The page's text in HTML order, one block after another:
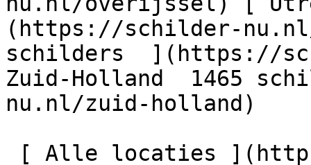
(https://schilder-
schilders  ](https://
Zuid-Holland  1465
nu.nl/zuid-holland)